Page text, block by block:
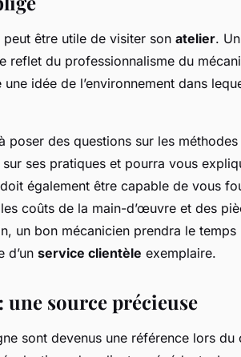
être utile de visiter son atelier.
reflet du professionnalisme du
idée de l’environnement dans
poser des questions sur les
ses pratiques et pourra vous
également être capable de vous
coûts de la main-d’œuvre et des
un bon mécanicien prendra le temps
d’un service clientèle exemplaire.
une source précieuse
sont devenus une référence lors du